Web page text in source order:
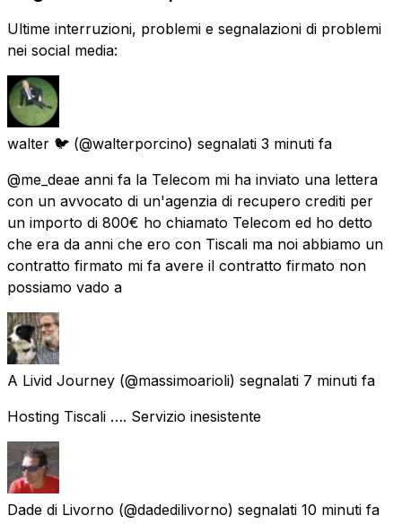
Ultime interruzioni, problemi e segnalazioni di problemi
nei social media:
walter 🐦 (@walterporcino) segnalati 3 minuti fa
@me_deae anni fa la Telecom mi ha inviato una lettera
con un avvocato di un'agenzia di recupero crediti per
un importo di 800€ ho chiamato Telecom ed ho detto
che era da anni che ero con Tiscali ma noi abbiamo un
contratto firmato mi fa avere il contratto firmato non
possiamo vado a
A Livid Journey (@massimoarioli) segnalati 7 minuti fa
Hosting Tiscali …. Servizio inesistente
Dade di Livorno (@dadedilivorno) segnalati 10 minuti fa